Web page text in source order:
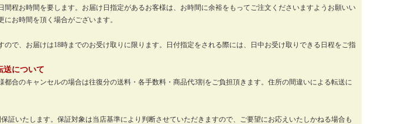
程お時間を要します。お届け日指定があるお客様は、お時間に余裕をもってご注文くださいますようお願いい
お時間を頂く場合がございます。
で、お届けは18時までのお受け取りに限ります。日付指定をされる際には、日中お受け取りできる日程をご指
送について
合のキャンセルの場合は往復分の送料・各手数料・商品代3割をご負担頂きます。住所の間違いによる転送に
証いたします。保証対象は当店基準により判断させていただきますので、ご要望にお応えいたしかねる場合も